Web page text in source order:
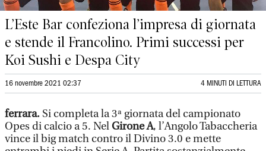
L’Este Bar confeziona l’impresa di giornata
e stende il Francolino. Primi successi per
Koi Sushi e Despa City
16 novembre 2021 02:37 4 MINUTI DI LETTURA
ferrara. Si completa la 3ª giornata del campionato
Opes di calcio a 5. NelGirone A, l’Angolo Tabaccheria
vince il big match contro il Divino 3.0 e mette